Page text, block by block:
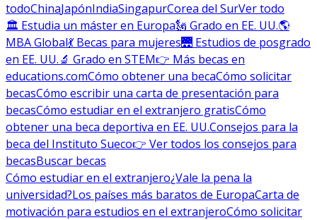
todoChinaJapónIndiaSingapurCorea del SurVer todo
🏛 Estudia un máster en Europa🗽 Grado en EE. UU.🌎
MBA Global💃 Becas para mujeres🌉 Estudios de posgrado
en EE. UU.🔬 Grado en STEM👉 Más becas en
educations.comCómo obtener una becaCómo solicitar
becasCómo escribir una carta de presentación para
becasCómo estudiar en el extranjero gratisCómo
obtener una beca deportiva en EE. UU.Consejos para la
beca del Instituto Sueco👉 Ver todos los consejos para
becasBuscar becas
Cómo estudiar en el extranjero¿Vale la pena la
universidad?Los países más baratos de EuropaCarta de
motivación para estudios en el extranjeroCómo solicitar